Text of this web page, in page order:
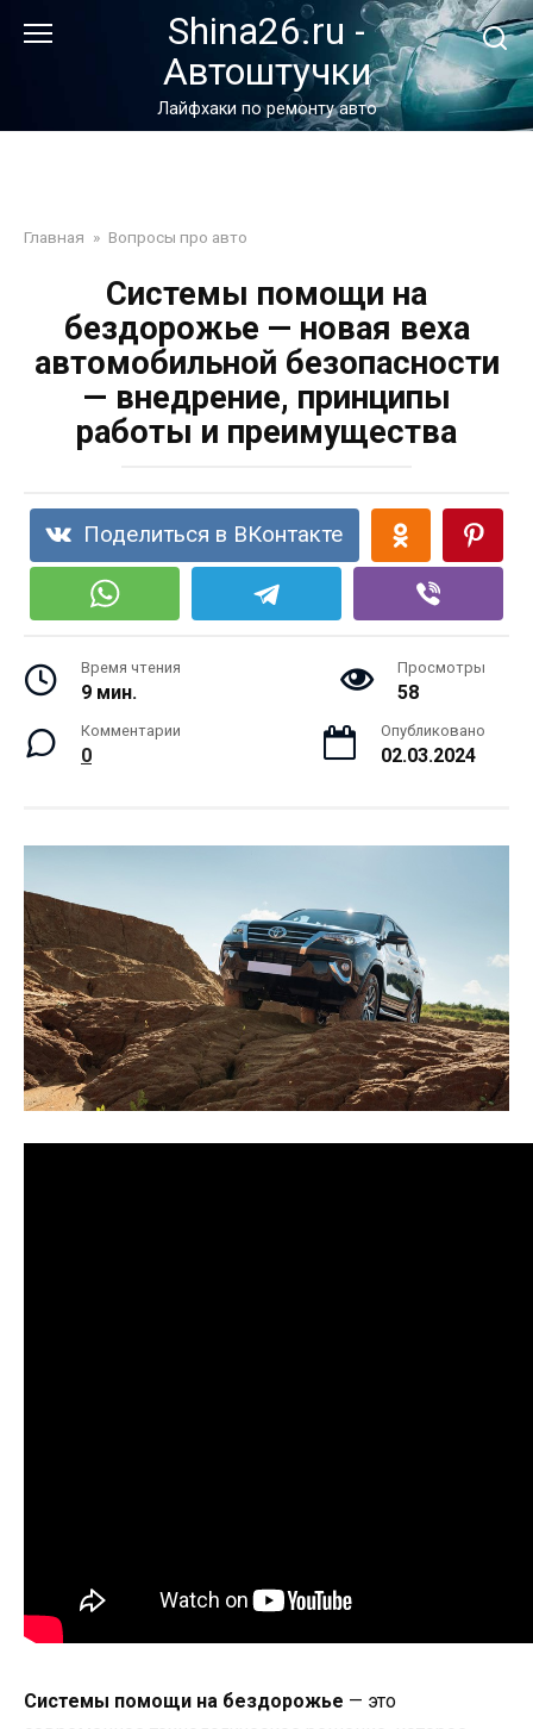
Shina26.ru -
Автоштучки
Лайфхаки по ремонту авто
Главная » Вопросы про авто
Системы помощи на
бездорожье — новая веха
автомобильной безопасности
— внедрение, принципы
работы и преимущества
Поделиться в ВКонтакте
Время чтения
9 мин.
Просмотры
58
Комментарии
0
Опубликовано
02.03.2024
Системы помощи на бездорожье — это